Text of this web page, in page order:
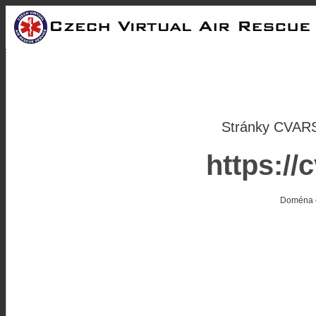
Stránky
https://
Doména